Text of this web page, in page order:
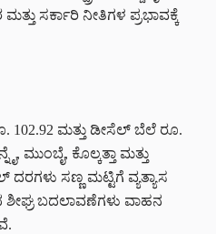
ಸರ್ಕಾರಿ ನೀತಿಗಳ ಪ್ರಭಾವಕ್ಕೆ
ಮತ್ತು ಡೀಸೆಲ್ ಬೆಲೆ ರೂ.
ಮುಂಬೈ, ಕೊಲ್ಕತ್ತಾ ಮತ್ತು
ಸಣ್ಣ ಮಟ್ಟಿಗೆ ವ್ಯತ್ಯಾಸ
ಬದಲಾವಣೆಗಳು ವಾಹನ